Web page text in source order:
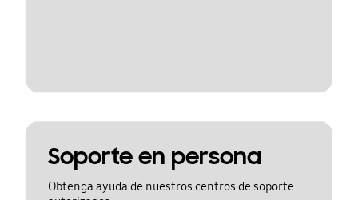
Soporte en persona
Obtenga ayuda de nuestros centros de soporte